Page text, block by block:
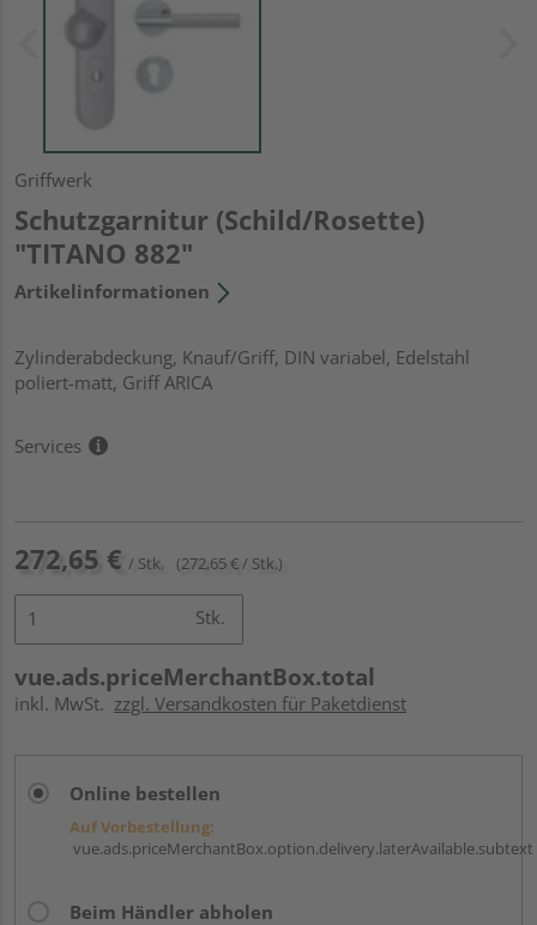
Griffwerk
Schutzgarnitur (Schild/Rosette)
"TITANO 882"
Artikelinformationen
Zylinderabdeckung, Knauf/Griff, DIN variabel, Edelstahl
poliert-matt, Griff ARICA
Services
272,65 € / Stk. (272,65 € / Stk.)
Stk.
vue.ads.priceMerchantBox.total
inkl. MwSt. zzgl. Versandkosten für Paketdienst
Online bestellen
Auf Vorbestellung:
vue.ads.priceMerchantBox.option.delivery.laterAvailable.subtext
Beim Händler abholen